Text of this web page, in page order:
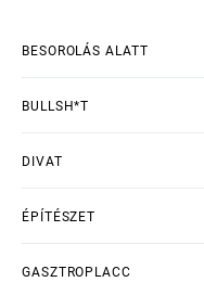
BESOROLÁS ALATT
BULLSH*T
DIVAT
ÉPÍTÉSZET
GASZTROPLACC